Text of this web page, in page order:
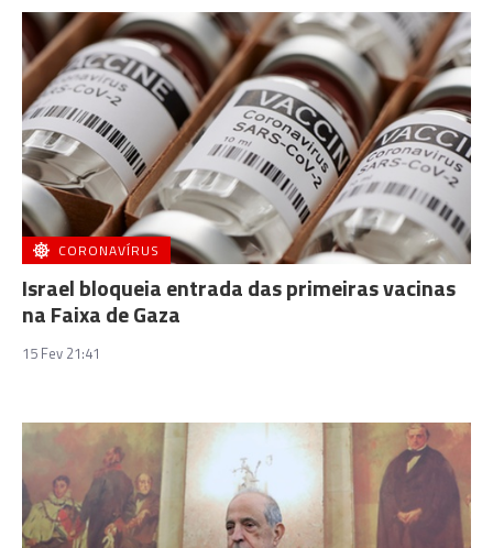
CORONAVÍRUS
Israel bloqueia entrada das primeiras vacinas
na Faixa de Gaza
15 Fev 21:41